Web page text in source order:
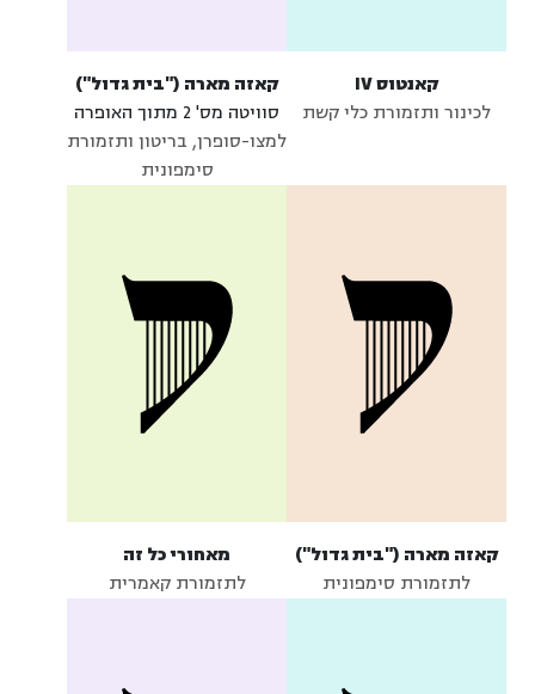
קאנטוס IV
לכינור ותזמורת כלי קשת
קאזה מארה ("בית גדול")
סוויטה מס' 2 מתוך האופרה
למצו-סופרן, בריטון ותזמורת
סימפונית
קאזה מארה ("בית גדול")
לתזמורת סימפונית
מאחורי כל זה
לתזמורת קאמרית